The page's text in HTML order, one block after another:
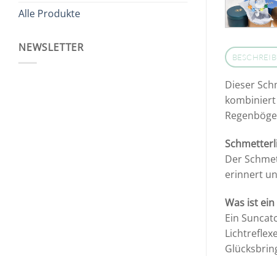
Alle Produkte
NEWSLETTER
Dieser
Der
erinnert
Was ist
Ein